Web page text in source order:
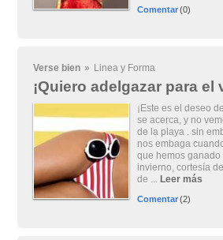
Comentar(0)
Verse bien » Linea y Forma
¡Quiero adelgazar para el
¡Este es el deseo
se acerca, y no
de la playa . sin
nos embaga
que hemos ganado
invierno, cortesía
de ... Leer más
Comentar(2)